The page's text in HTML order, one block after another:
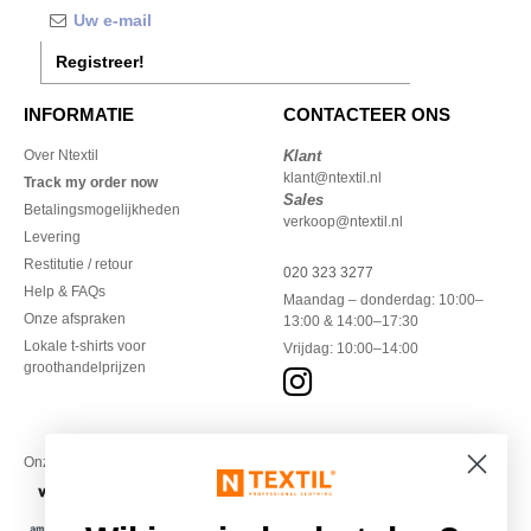
Registreer!
INFORMATIE
Over Ntextil
Track my order now
Betalingsmogelijkheden
Levering
Restitutie / retour
Help & FAQs
Onze afspraken
Lokale t-shirts voor
groothandelprijzen
CONTACTEER ONS
Klant
klant@ntextil.nl
Sales
verkoop@ntextil.nl
020 323 3277
Maandag – donderdag: 10:00–
13:00 & 14:00–17:30
Vrijdag: 10:00–14:00
Onze financiële partners